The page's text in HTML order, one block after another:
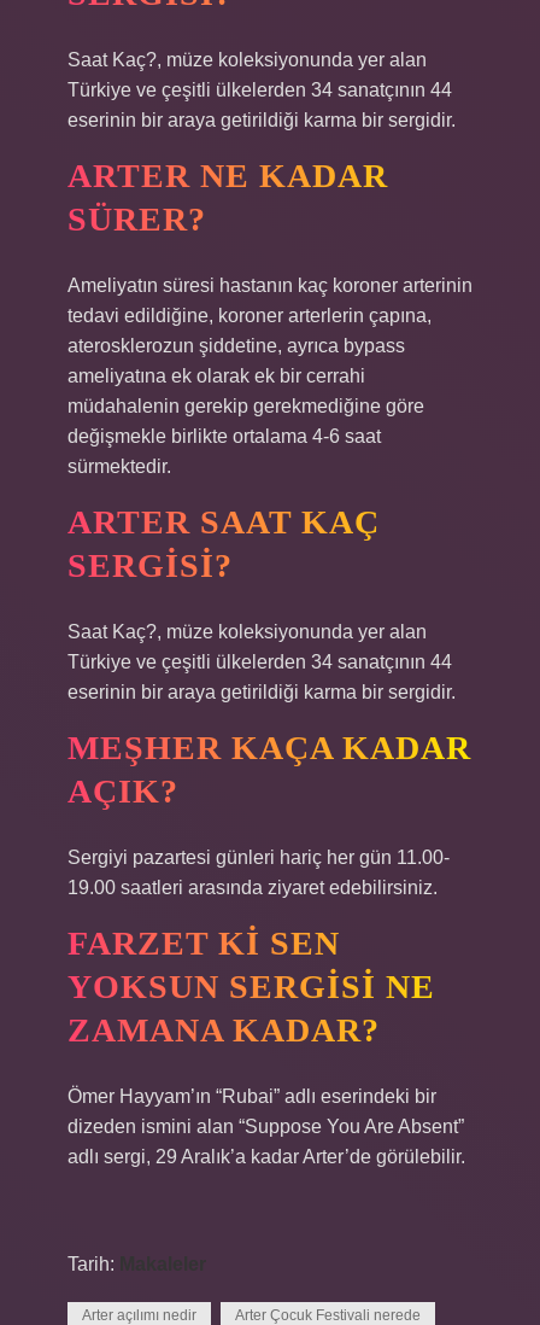
Saat Kaç?, müze koleksiyonunda yer alan
Türkiye ve çeşitli ülkelerden 34 sanatçının 44
eserinin bir araya getirildiği karma bir sergidir.
ARTER NE KADAR
SÜRER?
Ameliyatın süresi hastanın kaç koroner arterinin
tedavi edildiğine, koroner arterlerin çapına,
aterosklerozun şiddetine, ayrıca bypass
ameliyatına ek olarak ek bir cerrahi
müdahalenin gerekip gerekmediğine göre
değişmekle birlikte ortalama 4-6 saat
sürmektedir.
ARTER SAAT KAÇ
SERGISI?
Saat Kaç?, müze koleksiyonunda yer alan
Türkiye ve çeşitli ülkelerden 34 sanatçının 44
eserinin bir araya getirildiği karma bir sergidir.
MEŞHER KAÇA KADAR
AÇIK?
Sergiyi pazartesi günleri hariç her gün 11.00-
19.00 saatleri arasında ziyaret edebilirsiniz.
FARZET KI SEN
YOKSUN SERGISI NE
ZAMANA KADAR?
Ömer Hayyam’ın “Rubai” adlı eserindeki bir
dizeden ismini alan “Suppose You Are Absent”
adlı sergi, 29 Aralık’a kadar Arter’de görülebilir.
Tarih:
Arter açılımı nedir Arter Çocuk Festivali nerede